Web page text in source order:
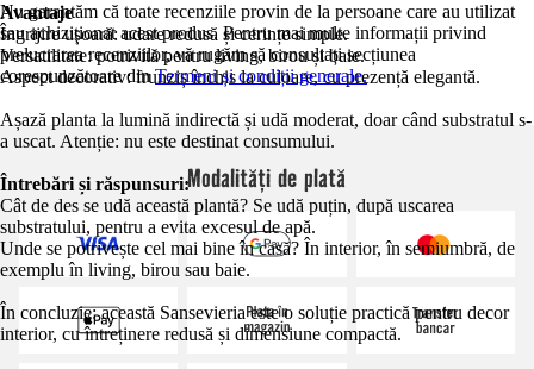
Avantaje
Îngrijire ușoară: udare redusă și cerințe simple.
Versatilitate: potrivită pentru living, birou și baie.
Aspect decorativ: frunziș închis la culoare, cu prezență elegantă.
Așază planta la lumină indirectă și udă moderat, doar când substratul s-
a uscat. Atenție: nu este destinat consumului.
Întrebări și răspunsuri:
Cât de des se udă această plantă? Se udă puțin, după uscarea
substratului, pentru a evita excesul de apă.
Unde se potrivește cel mai bine în casă? În interior, în semiumbră, de
exemplu în living, birou sau baie.
În concluzie: această Sansevieria este o soluție practică pentru decor
interior, cu întreținere redusă și dimensiune compactă.
Nu garantăm că toate recenziile provin de la persoane care au utilizat
sau achiziționat acest produs. Pentru mai multe informații privind
prelucrarea recenziilor, vă rugăm să consultați secțiunea
corespunzătoare dinTermeni și condiții generale.
Modalități de plată